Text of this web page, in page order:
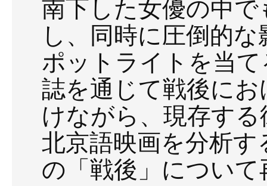
南下した女優の中
し、同時に圧倒的
ポットライトを当
誌を通じて戦後に
けながら、現存す
北京語映画を分析
の「戦後」について